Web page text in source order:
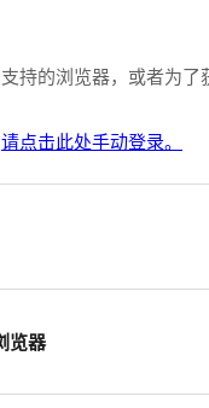
持的浏览器，或者为了
请点击此处手动登录。
览器